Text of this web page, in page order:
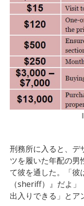
刑務所に入ると、デ
ツを履いた年配の男
て彼を通した。「彼
（sheriff）』だよ
出入りできる」とア